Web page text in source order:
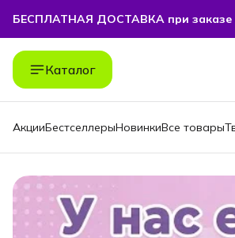
БЕСПЛАТНАЯ ДОСТАВКА при заказе
БЕСПЛАТНАЯ ДОСТАВКА при заказе
Каталог
АкцииБестселлерыНовинкиВсе товары